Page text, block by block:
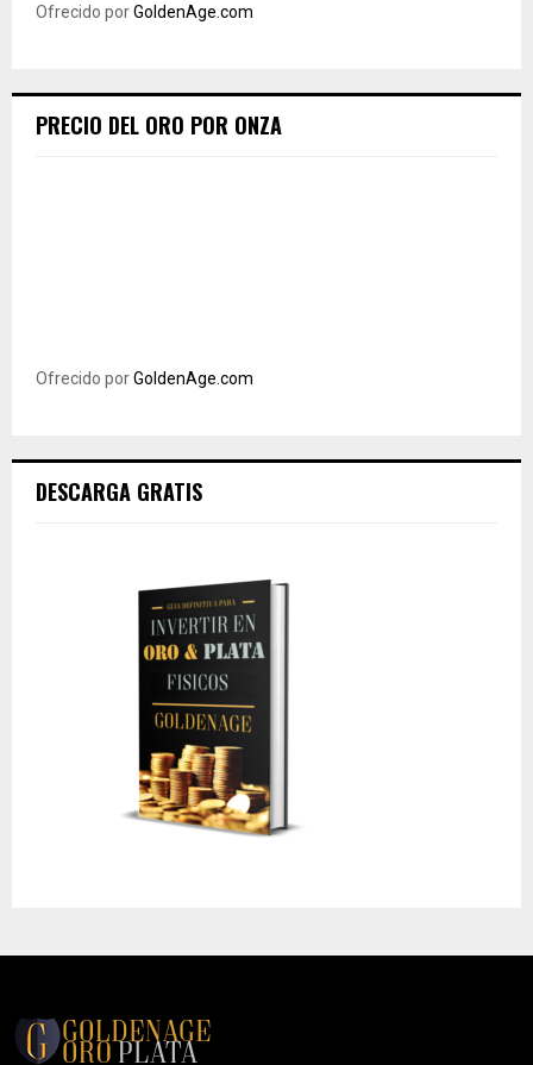
Ofrecido porGoldenAge.com
PRECIO DEL ORO POR ONZA
Ofrecido porGoldenAge.com
DESCARGA GRATIS